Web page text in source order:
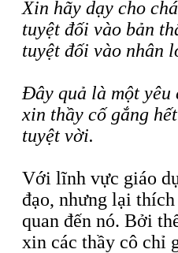
Xin hãy dạy cho
tuyệt đối vào bản
tuyệt đối vào nhân
Ðây quả là một
xin thầy cố gắng
tuyệt vời.
Với lĩnh vực giáo
đạo, nhưng lại
quan đến nó. Bởi
xin các thầy cô chỉ